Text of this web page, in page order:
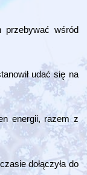
przebywać wśród
udać się na
energii, razem z
dołączyła do